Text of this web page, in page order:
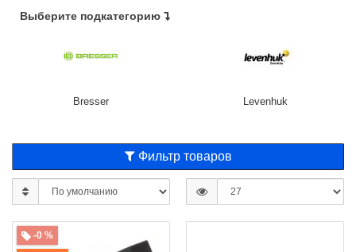
Выберите подкатегорию
Bresser Levenhuk
Фильтр товаров
-0 %